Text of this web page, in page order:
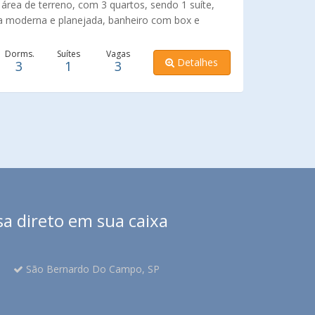
segurança e tranquilidade.
de terreno, com 3 quartos, sendo 1 suíte,
moderna e planejada, banheiro com box e
espaço de lazer no piso superior com espaço
em uma rua sem saída e muito tranquila.
Dorms.
3
Suítes
1
Vagas
3 Detalhes
direto em sua caixa
São Bernardo Do Campo, SP